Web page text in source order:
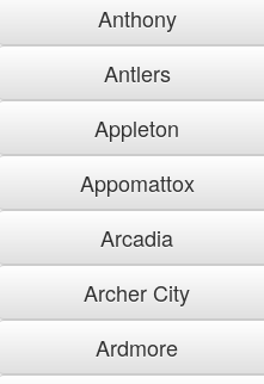
Anthony
Antlers
Appleton
Appomattox
Arcadia
Archer City
Ardmore